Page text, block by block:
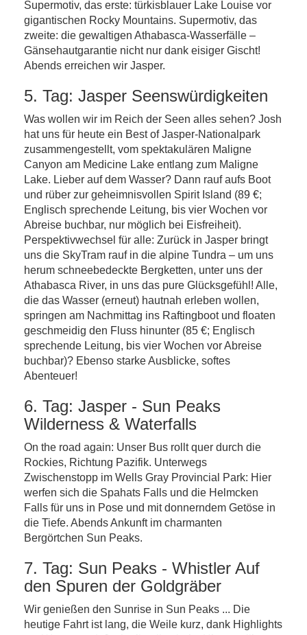
Supermotiv, das erste: türkisblauer Lake Louise vor
gigantischen Rocky Mountains. Supermotiv, das
zweite: die gewaltigen Athabasca-Wasserfälle –
Gänsehautgarantie nicht nur dank eisiger Gischt!
Abends erreichen wir Jasper.
5. Tag: Jasper Seenswürdigkeiten
Was wollen wir im Reich der Seen alles sehen? Josh
hat uns für heute ein Best of Jasper-Nationalpark
zusammengestellt, vom spektakulären Maligne
Canyon am Medicine Lake entlang zum Maligne
Lake. Lieber auf dem Wasser? Dann rauf aufs Boot
und rüber zur geheimnisvollen Spirit Island (89 €;
Englisch sprechende Leitung, bis vier Wochen vor
Abreise buchbar, nur möglich bei Eisfreiheit).
Perspektivwechsel für alle: Zurück in Jasper bringt
uns die SkyTram rauf in die alpine Tundra – um uns
herum schneebedeckte Bergketten, unter uns der
Athabasca River, in uns das pure Glücksgefühl! Alle,
die das Wasser (erneut) hautnah erleben wollen,
springen am Nachmittag ins Raftingboot und floaten
geschmeidig den Fluss hinunter (85 €; Englisch
sprechende Leitung, bis vier Wochen vor Abreise
buchbar)? Ebenso starke Ausblicke, softes
Abenteuer!
6. Tag: Jasper - Sun Peaks
Wilderness & Waterfalls
On the road again: Unser Bus rollt quer durch die
Rockies, Richtung Pazifik. Unterwegs
Zwischenstopp im Wells Gray Provincial Park: Hier
werfen sich die Spahats Falls und die Helmcken
Falls für uns in Pose und mit donnerndem Getöse in
die Tiefe. Abends Ankunft im charmanten
Bergörtchen Sun Peaks.
7. Tag: Sun Peaks - Whistler Auf
den Spuren der Goldgräber
Wir genießen den Sunrise in Sun Peaks ... Die
heutige Fahrt ist lang, die Weile kurz, dank Highlights